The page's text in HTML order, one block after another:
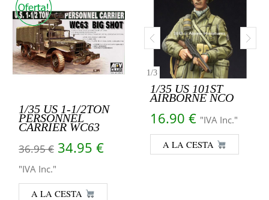
1/35 US 1-1/2TON
PERSONNEL
CARRIER WC63
36.95€ El precio original era: 36.95 €.
34.95 €El precio actual es: 34.95
"IVA Inc."
A LA CESTA
1/3
1/35 US 101ST
AIRBORNE NCO
16.90 € "IVA Inc."
A LA CESTA